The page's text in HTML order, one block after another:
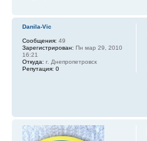
Danila-Vic
Сообщения: 49
Зарегистрирован: Пн мар 29, 2010
16:21
Откуда: г. Днепропетровск
Репутация: 0